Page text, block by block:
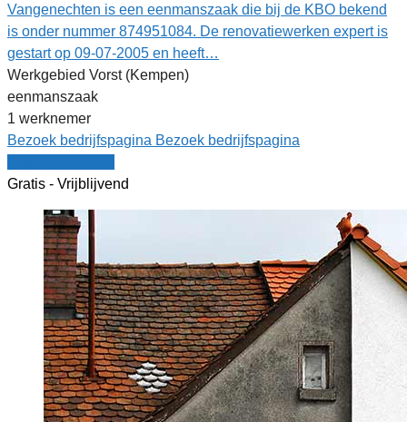
Vangenechten is een eenmanszaak die bij de KBO bekend
is onder nummer 874951084. De renovatiewerken expert is
gestart op 09-07-2005 en heeft…
Werkgebied Vorst (Kempen)
eenmanszaak
1 werknemer
Bezoek bedrijfspagina Bezoek bedrijfspagina
Gratis - Vrijblijvend